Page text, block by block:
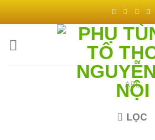
dung
ABS
LỌC